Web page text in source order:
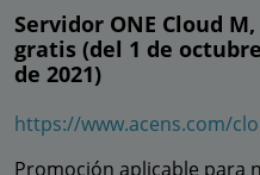
Servidor ONE Cloud
gratis (del 1 de
de 2021)
https://www.acens.com/
Promoción aplicable para